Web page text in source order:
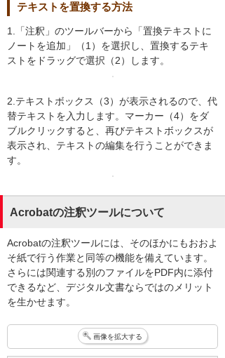
テキストを置換する方法
1.「注釈」のツールバーから「置換テキストに
ノートを追加」（1）を選択し、置換するテキ
ストをドラッグで選択（2）します。
2.テキストボックス（3）が表示されるので、代
替テキストを入力します。マーカー（4）をダ
ブルクリックすると、再びテキストボックスが
表示され、テキストの編集を行うことができま
す。
Acrobatの注釈ツールについて
Acrobatの注釈ツールには、そのほかにもおおよ
そ紙で行う作業と同等の機能を備えています。
さらには関連する別のファイルをPDF内に添付
できるなど、デジタル文書ならではのメリット
を生かせます。
画像を拡大する